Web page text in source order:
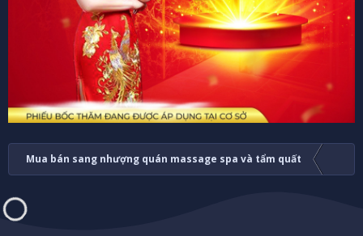
Mua bán sang nhượng quán massage spa và tẩm quất